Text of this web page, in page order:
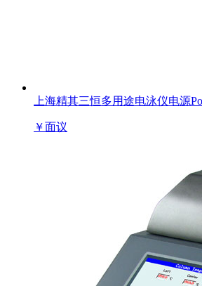
上海精其三恒多用途电泳仪电源
￥面议